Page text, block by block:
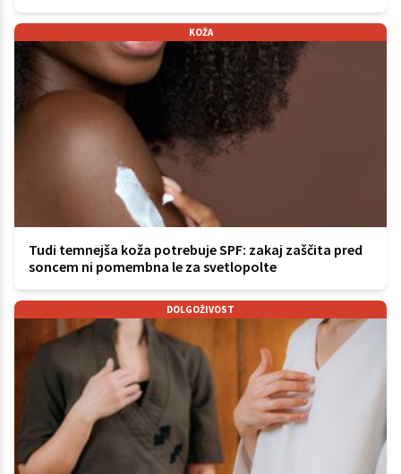
KOŽA
Tudi temnejša koža potrebuje SPF: zakaj zaščita pred
soncem ni pomembna le za svetlopolte
DOLGOŽIVOST